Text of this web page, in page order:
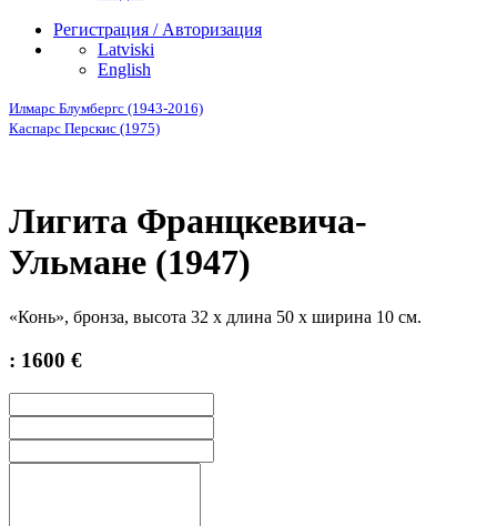
Регистрация / Авторизация
Latviski
English
Илмарс Блумбергс (1943-2016)
Каспарс Перскис (1975)
Лигита Францкевича-
Ульмане (1947)
«Конь», бронза, высота 32 х длина 50 х ширина 10 см.
: 1600 €